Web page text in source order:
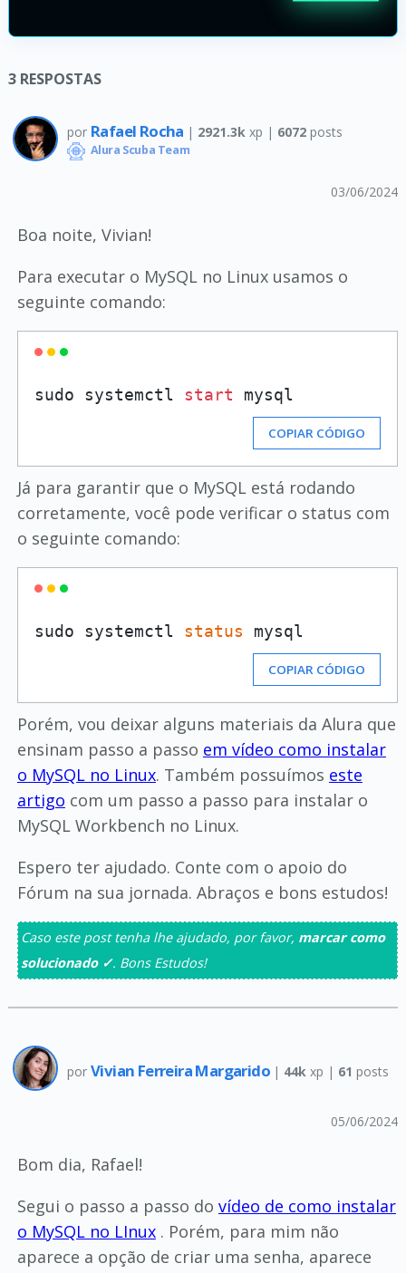
3 RESPOSTAS
por Rafael Rocha | 2921.3k xp | 6072 posts
Alura Scuba Team
03/06/2024
Boa noite, Vivian!
Para executar o MySQL no Linux usamos o
seguinte comando:
sudo systemctl start
COPIAR CÓDIGO
Já para garantir que o MySQL está rodando
corretamente, você pode verificar o status com
o seguinte comando:
sudo systemctl status
COPIAR CÓDIGO
Porém, vou deixar alguns materiais da Alura que
ensinam passo a passo em vídeo como instalar
o MySQL no Linux. Também possuímos este
artigo com um passo a passo para instalar o
MySQL Workbench no Linux.
Espero ter ajudado. Conte com o apoio do
Fórum na sua jornada. Abraços e bons estudos!
Caso este post tenha lhe ajudado, por favor, marcar como
solucionado ✓. Bons Estudos!
por Vivian Ferreira Margarido | 44k xp | 61 posts
05/06/2024
Bom dia, Rafael!
Segui o passo a passo do vídeo de como instalar
o MySQL no LInux. Porém, para mim não
aparece a opção de criar uma senha, aparece